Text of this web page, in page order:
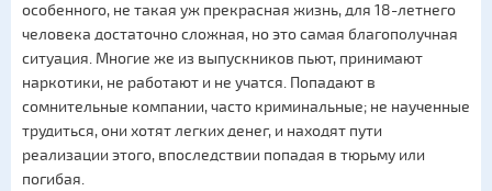
особенного, не такая уж прекрасная жизнь, для 18-летнего
человека достаточно сложная, но это самая благополучная
ситуация. Многие же из выпускников пьют, принимают
наркотики, не работают и не учатся. Попадают в
сомнительные компании, часто криминальные; не наученные
трудиться, они хотят легких денег, и находят пути
реализации этого, впоследствии попадая в тюрьму или
погибая.